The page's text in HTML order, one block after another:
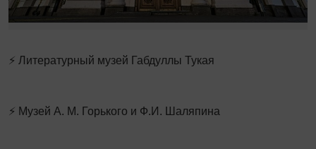
⚡ Литературный музей Габдуллы Тукая
⚡ Музей А. М. Горького и Ф.И. Шаляпина